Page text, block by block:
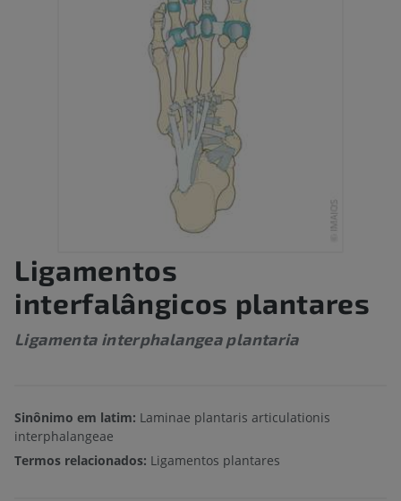
Ligamentos
interfalângicos plantares
Ligamenta interphalangea plantaria
Sinônimo em latim: Laminae plantaris articulationis
interphalangeae
Termos relacionados: Ligamentos plantares